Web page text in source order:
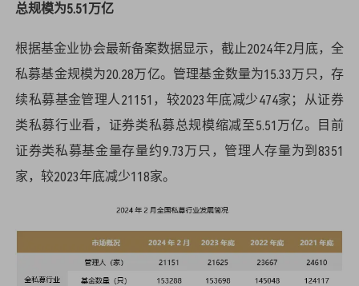
总规模为5.51万亿
根据基金业协会最新备案数据显示，截止2024年2月底，全
私募基金规模为20.28万亿。管理基金数量为15.33万只，存
续私募基金管理人21151，较2023年底减少474家；从证券
类私募行业看，证券类私募总规模缩减至5.51万亿。目前
证券类私募基金量存量约9.73万只，管理人存量为到8351
家，较2023年底减少118家。